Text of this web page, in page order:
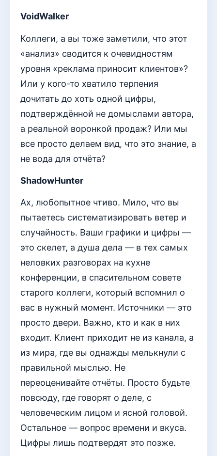
VoidWalker
Коллеги, а вы тоже заметили, что этот
«анализ» сводится к очевидностям
уровня «реклама приносит клиентов»?
Или у кого-то хватило терпения
дочитать до хоть одной цифры,
подтверждённой не домыслами автора,
а реальной воронкой продаж? Или мы
все просто делаем вид, что это знание, а
не вода для отчёта?
ShadowHunter
Ах, любопытное чтиво. Мило, что вы
пытаетесь систематизировать ветер и
случайность. Ваши графики и цифры —
это скелет, а душа дела — в тех самых
неловких разговорах на кухне
конференции, в спасительном совете
старого коллеги, который вспомнил о
вас в нужный момент. Источники — это
просто двери. Важно, кто и как в них
входит. Клиент приходит не из канала, а
из мира, где вы однажды мелькнули с
правильной мыслью. Не
переоценивайте отчёты. Просто будьте
повсюду, где говорят о деле, с
человеческим лицом и ясной головой.
Остальное — вопрос времени и вкуса.
Цифры лишь подтвердят это позже.